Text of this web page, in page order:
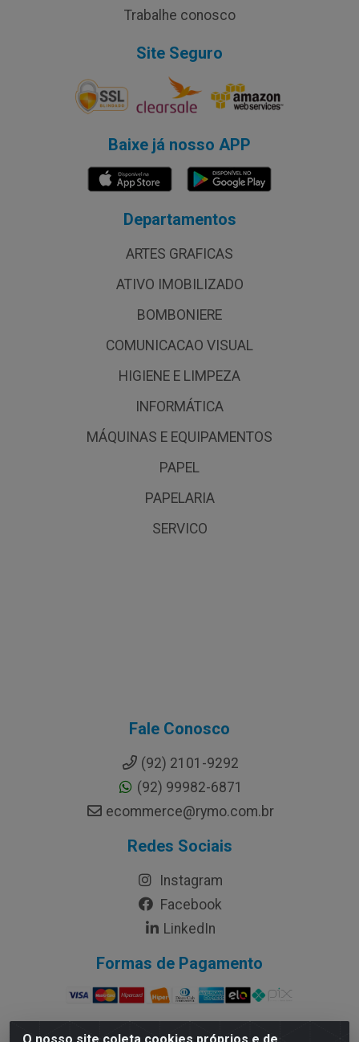
Trabalhe conosco
Site Seguro
Baixe já nosso APP
Departamentos
ARTES GRAFICAS
ATIVO IMOBILIZADO
BOMBONIERE
COMUNICACAO VISUAL
HIGIENE E LIMPEZA
INFORMÁTICA
MÁQUINAS E EQUIPAMENTOS
PAPEL
PAPELARIA
SERVICO
Fale Conosco
(92) 2101-9292
(92) 99982-6871
ecommerce@rymo.com.br
Redes Sociais
Instagram
Facebook
LinkedIn
Formas de Pagamento